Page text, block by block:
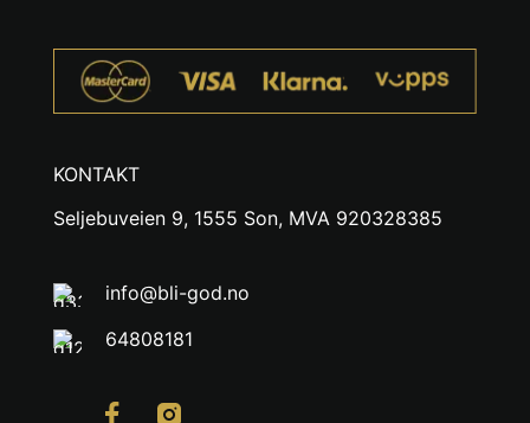
KONTAKT
Seljebuveien 9, 1555 Son, MVA 920328385
info@bli-god.no
64808181